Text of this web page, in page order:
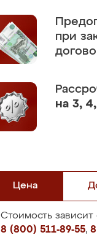
при
на 3,
Цена
Стоимость зависит
8 (800) 511-89-55,